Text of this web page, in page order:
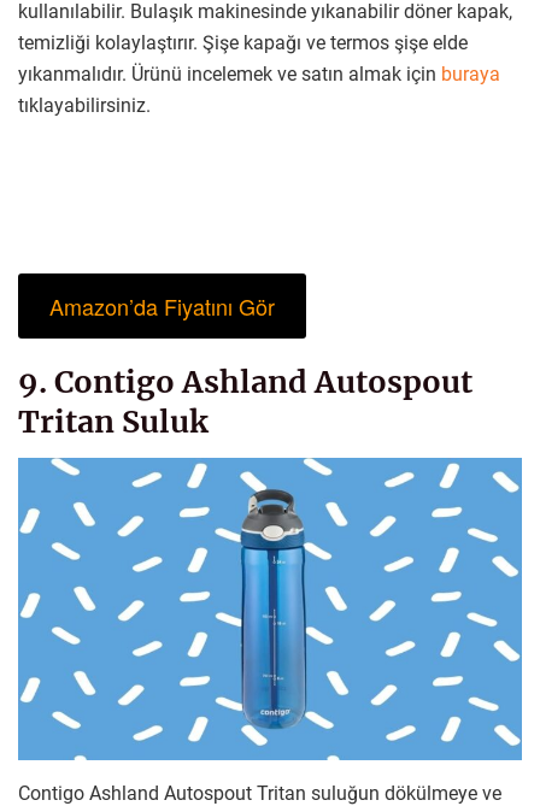
kullanılabilir. Bulaşık makinesinde yıkanabilir döner kapak,
temizliği kolaylaştırır. Şişe kapağı ve termos şişe elde
yıkanmalıdır. Ürünü incelemek ve satın almak için buraya
tıklayabilirsiniz.
Amazon’da Fiyatını Gör
9. Contigo Ashland Autospout
Tritan Suluk
Contigo Ashland Autospout Tritan suluğun dökülmeye ve